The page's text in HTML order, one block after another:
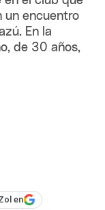
un encuentro
En la
de 30 años,
en